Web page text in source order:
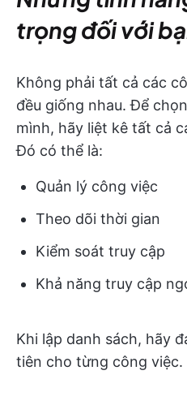
trọng đối với
Không phải tất cả các
đều giống nhau. Để
mình, hãy liệt kê tất cả
Đó có thể là:
Quản lý công việc
Theo dõi thời gian
Kiểm soát truy cập
Khả năng truy cập
Khi lập danh sách, hãy
tiên cho từng công việc.